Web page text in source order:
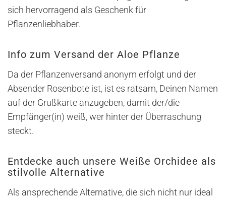
sich hervorragend als Geschenk für
Pflanzenliebhaber.
Info zum Versand der Aloe Pflanze
Da der Pflanzenversand anonym erfolgt und der
Absender Rosenbote ist, ist es ratsam, Deinen Namen
auf der Grußkarte anzugeben, damit der/die
Empfänger(in) weiß, wer hinter der Überraschung
steckt.
Entdecke auch unsere Weiße Orchidee als
stilvolle Alternative
Als ansprechende Alternative, die sich nicht nur ideal